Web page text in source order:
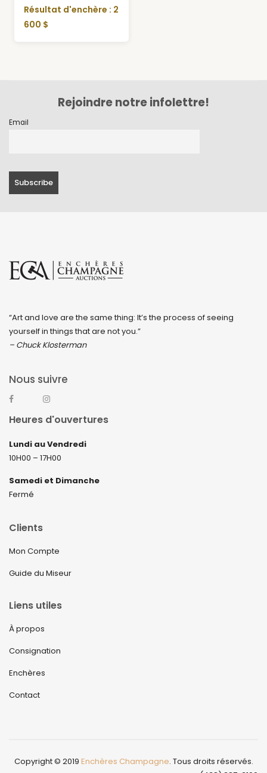
Résultat d'enchère : 2
600 $
Rejoindre notre infolettre!
Email
“Art and love are the same thing: It’s the process of seeing
yourself in things that are not you.”
– Chuck Klosterman
Nous suivre
Heures d'ouvertures
Lundi au Vendredi
10H00 – 17H00
Samedi et Dimanche
Fermé
Clients
Mon Compte
Guide du Miseur
Liens utiles
À propos
Consignation
Enchères
Contact
Copyright © 2019 Enchères Champagne. Tous droits réservés.